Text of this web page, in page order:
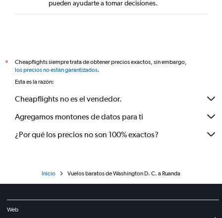
pueden ayudarte a tomar decisiones.
*
Cheapflights siempre trata de obtener precios exactos, sin embargo,
los precios no están garantizados.
Esta es la razón:
Cheapflights no es el vendedor.
Agregamos montones de datos para ti
¿Por qué los precios no son 100% exactos?
Inicio Vuelos baratos de Washington D. C. a Ruanda
Web